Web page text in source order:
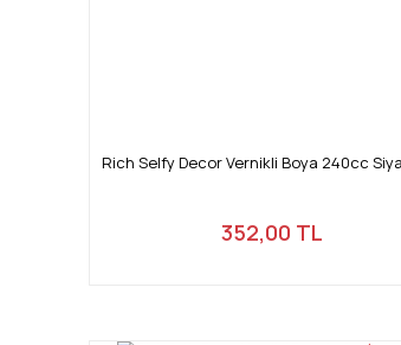
Rich Selfy Decor Vernikli Boya 240cc
352,00 TL